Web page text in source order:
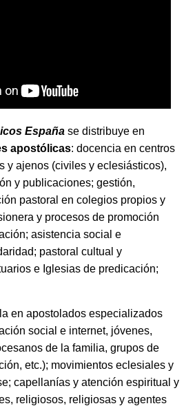
España se distribuye en
apostólicas: docencia en centros
y ajenos (civiles y eclesiásticos),
y publicaciones; gestión,
pastoral en colegios propios y
y procesos de promoción
asistencia social e
pastoral cultual y
e Iglesias de predicación;
en apostolados especializados
social e internet, jóvenes,
de la familia, grupos de
etc.); movimientos eclesiales y
capellanías y atención espiritual y
religiosos, religiosas y agentes